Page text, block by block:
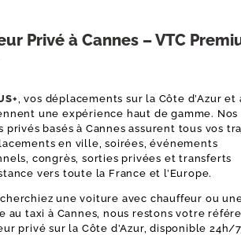
Privé à Cannes – VTC
, vos déplacements sur la Côte d’Azur et
une expérience haut de gamme. Nos
privés basés à Cannes assurent tous vos
en ville, soirées, événements
congrès, sorties privées et transferts
vers toute la France et l’Europe.
une voiture avec chauffeur ou
au taxi à Cannes, nous restons votre
privé sur la Côte d’Azur, disponible 24h/